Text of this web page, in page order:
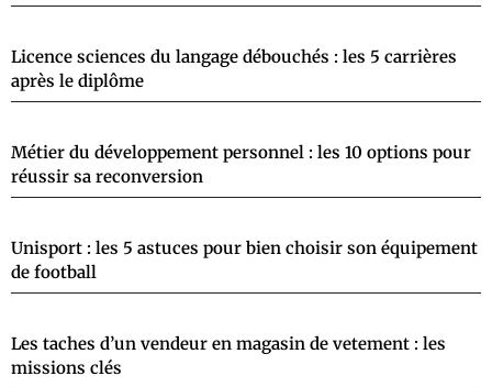
Licence sciences du langage débouchés : les 5 carrières
après le diplôme
Métier du développement personnel : les 10 options pour
réussir sa reconversion
Unisport : les 5 astuces pour bien choisir son équipement
de football
Les taches d’un vendeur en magasin de vetement : les
missions clés